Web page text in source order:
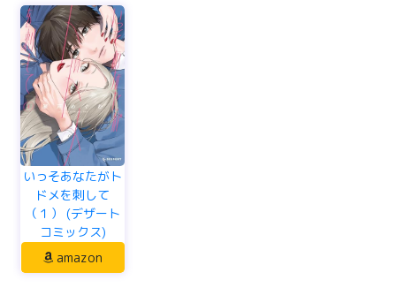
いっそあなたがト
ドメを刺して
（１） (デザート
コミックス)
amazon